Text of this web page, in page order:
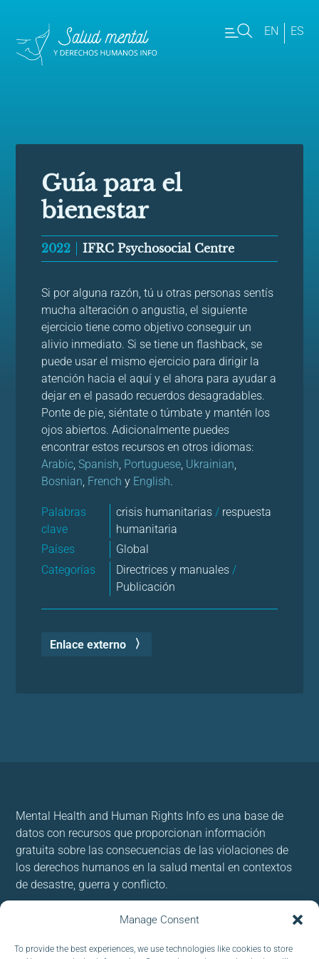
Manage Consent
To provide the best experiences, we use technologies like cookies to store
EN ES
Guía para el
bienestar
2022 IFRC Psychosocial Centre
Si por alguna razón, tú u otras personas sentís
mucha alteración o angustia, el siguiente
ejercicio tiene como objetivo conseguir un
alivio inmediato. Si se tiene un flashback, se
puede usar el mismo ejercicio para dirigir la
atención hacia el aquí y el ahora para ayudar a
dejar en el pasado recuerdos desagradables.
Ponte de pie, siéntate o túmbate y mantén los
ojos abiertos. Adicionalmente puedes
encontrar estos recursos en otros idiomas:
Arabic,Spanish, Portuguese, Ukrainian,
Bosnian, French y English.
Palabras
clave
crisis humanitarias / respuesta
humanitaria
Países
Global
Categorías
Directrices y manuales/
Publicación
Enlace externo
Mental Health and Human Rights Info es una base de
datos con recursos que proporcionan información
gratuita sobre las consecuencias de las violaciones de
los derechos humanos en la salud mental en contextos
de desastre, guerra y conflicto.
Usamos cookies para brindar y mejorar nuestros